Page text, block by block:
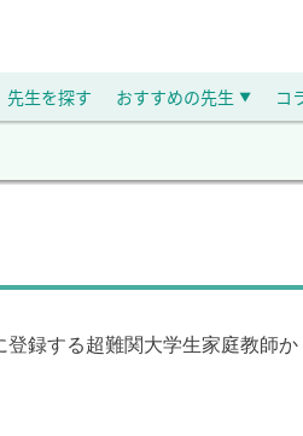
先生を探す おすすめの先生 ▼ コ
録する超難関大学生家庭教師か